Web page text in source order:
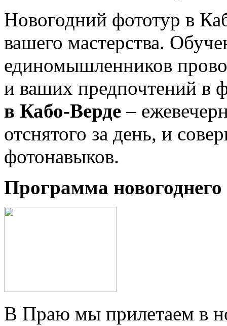
Новогодний фототур в
вашего мастерства.
единомышленников
и ваших предпочтений в
в Кабо-Верде –
отснятого за день, и
фотонавыков.
Программа
В Праю мы прилетаем в